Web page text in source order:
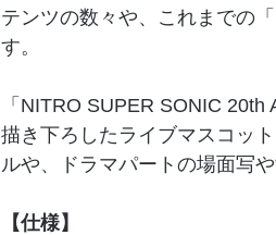
テンツの数々や、これまでの
す。
「NITRO SUPER SONIC
描き下ろしたライブマスコッ
ルや、ドラマパートの場面写
【仕様】